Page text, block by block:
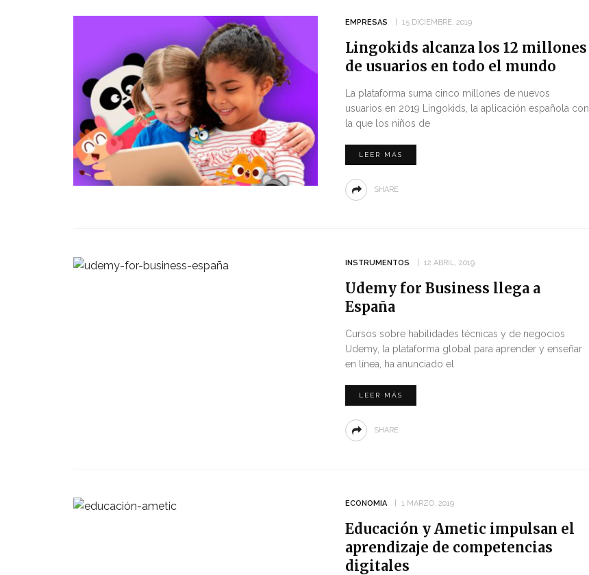
EMPRESAS 15 DICIEMBRE, 2019
Lingokids alcanza los 12 millones
de usuarios en todo el mundo
La plataforma suma cinco millones de nuevos
usuarios en 2019 Lingokids, la aplicación española con
la que los niños de
LEER MÁS
SHARE
INSTRUMENTOS 12 ABRIL, 2019
Udemy for Business llega a
España
Cursos sobre habilidades técnicas y de negocios
Udemy, la plataforma global para aprender y enseñar
en línea, ha anunciado el
LEER MÁS
SHARE
ECONOMIA 1 MARZO, 2019
Educación y Ametic impulsan el
aprendizaje de competencias
digitales